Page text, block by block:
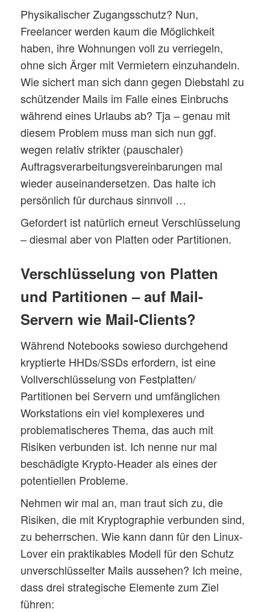
Physikalischer Zugangsschutz? Nun,
Freelancer werden kaum die Möglichkeit
haben, ihre Wohnungen voll zu verriegeln,
ohne sich Ärger mit Vermietern einzuhandeln.
Wie sichert man sich dann gegen Diebstahl zu
schützender Mails im Falle eines Einbruchs
während eines Urlaubs ab? Tja – genau mit
diesem Problem muss man sich nun ggf.
wegen relativ strikter (pauschaler)
Auftragsverarbeitungsvereinbarungen mal
wieder auseinandersetzen. Das halte ich
persönlich für durchaus sinnvoll …
Gefordert ist natürlich erneut Verschlüsselung
– diesmal aber von Platten oder Partitionen.
Verschlüsselung von Platten
und Partitionen – auf Mail-
Servern wie Mail-Clients?
Während Notebooks sowieso durchgehend
kryptierte HHDs/SSDs erfordern, ist eine
Vollverschlüsselung von Festplatten/
Partitionen bei Servern und umfänglichen
Workstations ein viel komplexeres und
problematischeres Thema, das auch mit
Risiken verbunden ist. Ich nenne nur mal
beschädigte Krypto-Header als eines der
potentiellen Probleme.
Nehmen wir mal an, man traut sich zu, die
Risiken, die mit Kryptographie verbunden sind,
zu beherrschen. Wie kann dann für den Linux-
Lover ein praktikables Modell für den Schutz
unverschlüsselter Mails aussehen? Ich meine,
dass drei strategische Elemente zum Ziel
führen: